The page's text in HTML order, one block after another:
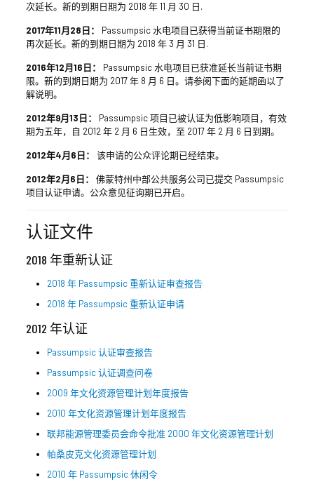
次延长。新的到期日期为 2018 年 11 月 30 日.
2017年11月28日： Passumpsic 水电项目已获得当前证书期限的
再次延长。新的到期日期为 2018 年 3 月 31 日.
2016年12月16日：
Passumpsic 水电项目已获准延长当前证书期
限。新的到期日期为 2017 年 8 月 6 日。请参阅下面的延期函以了
解说明。
2012年9月13日：
Passumpsic 项目已被认证为低影响项目，有效
期为五年，自 2012 年 2 月 6 日生效，至 2017 年 2 月 6 日到期。
2012年4月6日： 该申请的公众评论期已经结束。
2012年2月6日：
佛蒙特州中部公共服务公司已提交 Passumpsic
项目认证申请。公众意见征询期已开启。
认证文件
2018 年重新认证
2018 年 Passumpsic 重新认证审查报告
2018 年 Passumpsic 重新认证申请
2012 年认证
Passumpsic 认证审查报告
Passumpsic 认证调查问卷
2009 年文化资源管理计划年度报告
2010 年文化资源管理计划年度报告
联邦能源管理委员会命令批准 2000 年文化资源管理计划
帕桑皮克文化资源管理计划
2010 年 Passumpsic 休闲令